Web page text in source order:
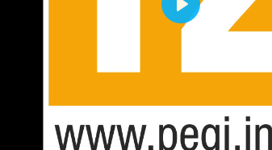
Воспроизвести